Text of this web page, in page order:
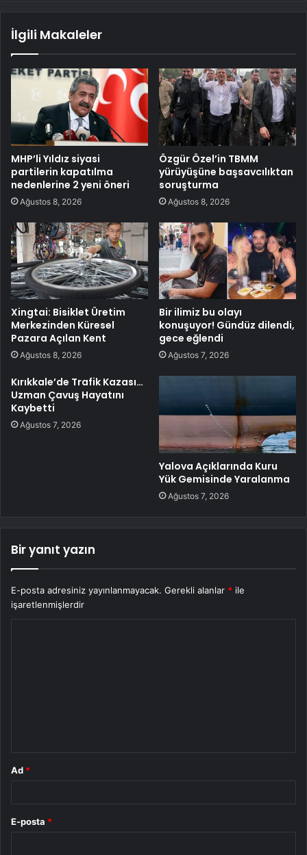
İlgili Makaleler
MHP’li Yıldız siyasi
partilerin kapatılma
nedenlerine 2 yeni öneri
Ağustos 8, 2026
Özgür Özel’in TBMM
yürüyüşüne başsavcılıktan
soruşturma
Ağustos 8, 2026
Xingtai: Bisiklet Üretim
Merkezinden Küresel
Pazara Açılan Kent
Ağustos 8, 2026
Bir ilimiz bu olayı
konuşuyor! Gündüz dilendi,
gece eğlendi
Ağustos 7, 2026
Kırıkkale’de Trafik Kazası…
Uzman Çavuş Hayatını
Kaybetti
Ağustos 7, 2026
Yalova Açıklarında Kuru
Yük Gemisinde Yaralanma
Ağustos 7, 2026
Bir yanıt yazın
E-posta adresiniz yayınlanmayacak. Gerekli alanlar * ile
işaretlenmişlerdir
Ad *
E-posta *